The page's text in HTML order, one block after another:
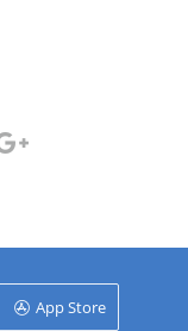
App Store